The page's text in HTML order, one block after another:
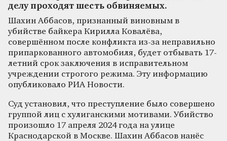
делу проходят шесть обвиняемых.
Шахин Аббасов, признанный виновным в
убийстве байкера Кирилла Ковалёва,
совершённом после конфликта из-за неправильно
припаркованного автомобиля, будет отбывать 17-
летний срок заключения в исправительном
учреждении строгого режима. Эту информацию
опубликовало РИА Новости.
Суд установил, что преступление было совершено
группой лиц с хулиганскими мотивами. Убийство
произошло 17 апреля 2024 года на улице
Краснодарской в Москве. Шахин Аббасов нанёс